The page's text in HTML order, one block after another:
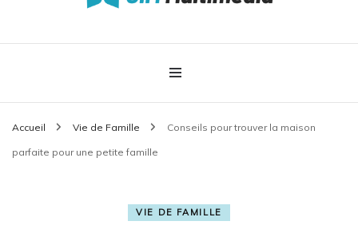
CIM-Multimédia
Accueil Vie de Famille Conseils pour trouver la maison
parfaite pour une petite famille
VIE DE FAMILLE